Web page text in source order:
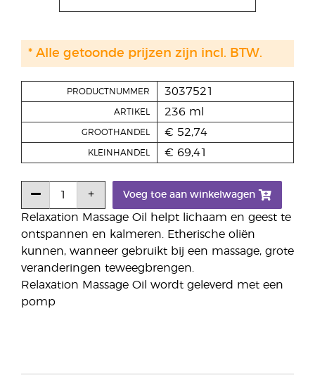
Relaxation Massage Oil helpt lichaam en geest te
ontspannen en kalmeren. Etherische oliën
kunnen, wanneer gebruikt bij een massage, grote
veranderingen teweegbrengen.
Relaxation Massage Oil wordt geleverd met een
pomp
PRODUCTNUMMER 3037521
ARTIKEL 236 ml
GROOTHANDEL € 52,74
KLEINHANDEL € 69,41
Voeg toe aan winkelwagen
* Alle getoonde prijzen zijn incl. BTW.